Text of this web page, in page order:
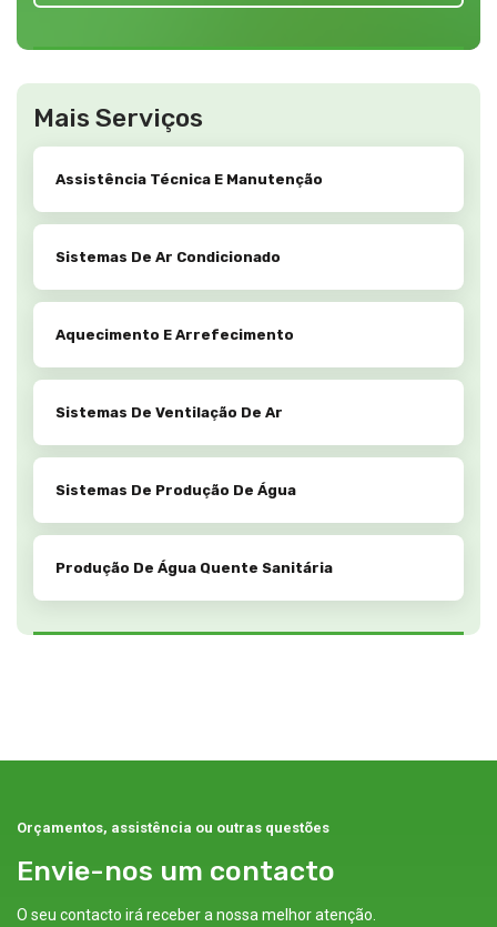
Mais Serviços
Assistência Técnica E Manutenção
Sistemas De Ar Condicionado
Aquecimento E Arrefecimento
Sistemas De Ventilação De Ar
Sistemas De Produção De Água
Produção De Água Quente Sanitária
Orçamentos, assistência ou outras questões
Envie-nos um contacto
O seu contacto irá receber a nossa melhor atenção.